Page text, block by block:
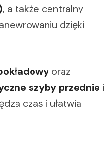
, a także centralny
dzięki
oraz
szyby przednie i
czas i ułatwia